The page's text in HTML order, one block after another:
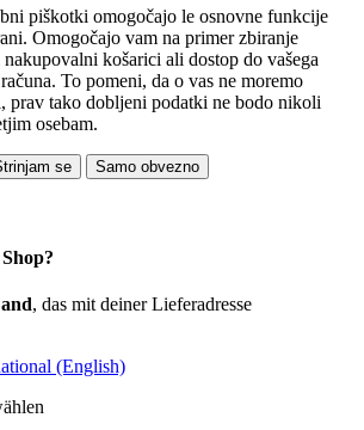
piškotki omogočajo le osnovne funkcije
Omogočajo vam na primer zbiranje
košarici ali dostop do vašega
To pomeni, da o vas ne moremo
prav tako dobljeni podatki ne bodo nikoli
osebam.
se Samo obvezno
, das mit deiner Lieferadresse
(English)